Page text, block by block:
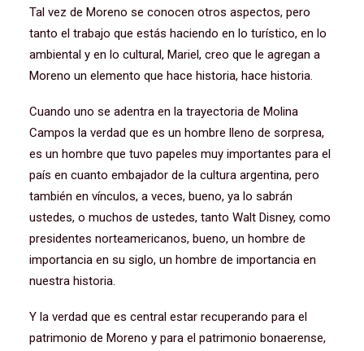
Tal vez de Moreno se conocen otros aspectos, pero
tanto el trabajo que estás haciendo en lo turístico, en lo
ambiental y en lo cultural, Mariel, creo que le agregan a
Moreno un elemento que hace historia, hace historia.
Cuando uno se adentra en la trayectoria de Molina
Campos la verdad que es un hombre lleno de sorpresa,
es un hombre que tuvo papeles muy importantes para el
país en cuanto embajador de la cultura argentina, pero
también en vínculos, a veces, bueno, ya lo sabrán
ustedes, o muchos de ustedes, tanto Walt Disney, como
presidentes norteamericanos, bueno, un hombre de
importancia en su siglo, un hombre de importancia en
nuestra historia.
Y la verdad que es central estar recuperando para el
patrimonio de Moreno y para el patrimonio bonaerense,